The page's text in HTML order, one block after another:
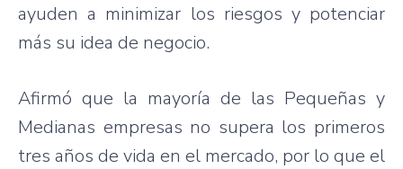
ayuden a minimizar los riesgos y potenciar
más su idea de negocio.
Afirmó que la mayoría de las Pequeñas y
Medianas empresas no supera los primeros
tres años de vida en el mercado, por lo que el